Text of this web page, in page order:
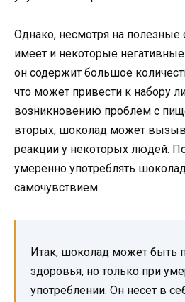
Однако, несмотря на полезные
имеет и некоторые
он содержит большое
что может привести к набору
возникновению проблем с
вторых, шоколад может
реакции у некоторых людей.
умеренно употреблять
самочувствием.
Итак, шоколад может быть
здоровья, но только при
употреблении. Он несет в